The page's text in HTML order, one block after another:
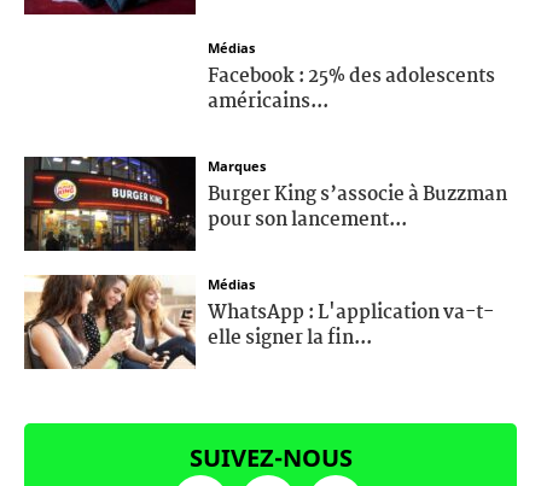
Médias
Facebook : 25% des adolescents
américains...
Marques
Burger King s’associe à Buzzman
pour son lancement...
Médias
WhatsApp : L'application va-t-
elle signer la fin...
SUIVEZ-NOUS